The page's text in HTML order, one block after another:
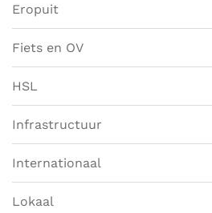
Eropuit
Fiets en OV
HSL
Infrastructuur
Internationaal
Lokaal